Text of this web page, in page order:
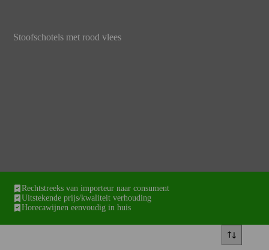
Stoofschotels met rood vlees
Rechtstreeks van importeur naar consument
Uitstekende prijs/kwaliteit verhouding
Horecawijnen eenvoudig in huis